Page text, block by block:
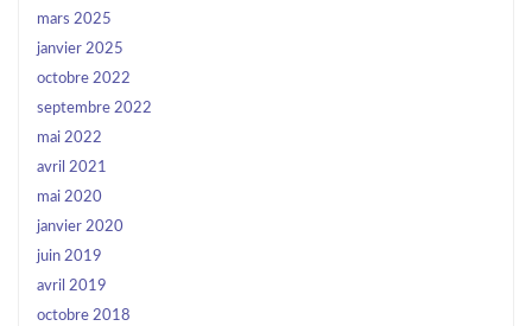
mars 2025
janvier 2025
octobre 2022
septembre 2022
mai 2022
avril 2021
mai 2020
janvier 2020
juin 2019
avril 2019
octobre 2018